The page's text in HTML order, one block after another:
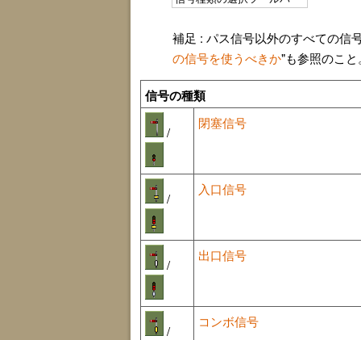
補足 : パス信号以外のすべての信
の信号を使うべきか"も参照のこと
信号の種類
/
閉塞信号
/
入口信号
/
出口信号
/
コンボ信号